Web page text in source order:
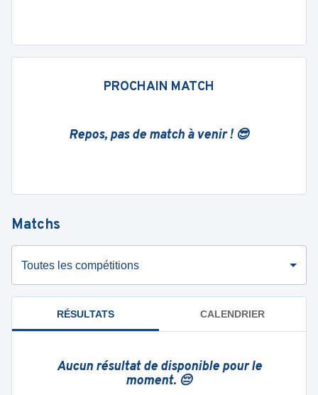
PROCHAIN MATCH
Repos, pas de match à venir ! 😎
Matchs
Toutes les compétitions
RÉSULTATS CALENDRIER
Aucun résultat de disponible pour le
moment. 😔